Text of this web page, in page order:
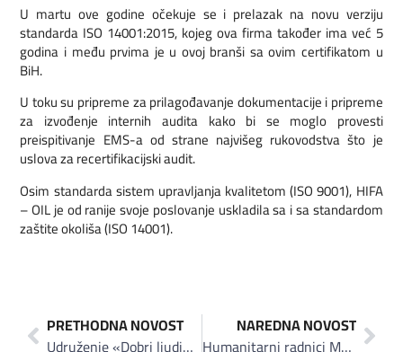
U martu ove godine očekuje se i prelazak na novu verziju
standarda ISO 14001:2015, kojeg ova firma također ima već 5
godina i među prvima je u ovoj branši sa ovim certifikatom u
BiH.
U toku su pripreme za prilagođavanje dokumentacije i pripreme
za izvođenje internih audita kako bi se moglo provesti
preispitivanje EMS-a od strane najvišeg rukovodstva što je
uslova za recertifikacijski audit.
Osim standarda sistem upravljanja kvalitetom (ISO 9001), HIFA
– OIL je od ranije svoje poslovanje uskladila sa i sa standardom
zaštite okoliša (ISO 14001).
PRETHODNA NOVOST
Udruženje «Dobri ljudi» i Imtec omogućili uvođenje savremene wireless mreže u školi Mehmed-beg Kapetanović Ljubušak u Sarajevu
NAREDNA NOVOST
Humanitarni radnici MFS-EMMAUS-a dostavljaju pomoć narodu Rohingya u izbjegličkim kampovima u Bangladešu